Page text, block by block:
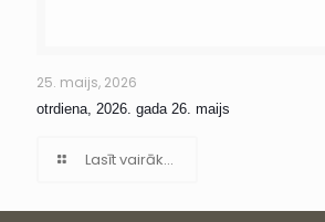
25. maijs, 2026
otrdiena, 2026. gada 26. maijs
Lasīt vairāk...